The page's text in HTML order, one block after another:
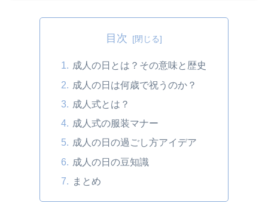
目次
成人の日とは？その意味と歴史
成人の日は何歳で祝うのか？
成人式とは？
成人式の服装マナー
成人の日の過ごし方アイデア
成人の日の豆知識
まとめ